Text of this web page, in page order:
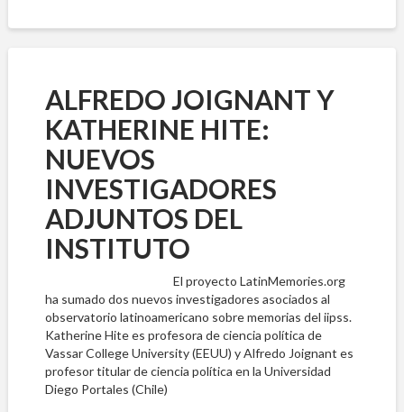
ALFREDO JOIGNANT Y
KATHERINE HITE:
NUEVOS
INVESTIGADORES
ADJUNTOS DEL
INSTITUTO
El proyecto LatinMemories.org
ha sumado dos nuevos investigadores asociados al
observatorio latinoamericano sobre memorias del iipss.
Katherine Hite es profesora de ciencia política de
Vassar College University (EEUU) y Alfredo Joignant es
profesor titular de ciencia política en la Universidad
Diego Portales (Chile)